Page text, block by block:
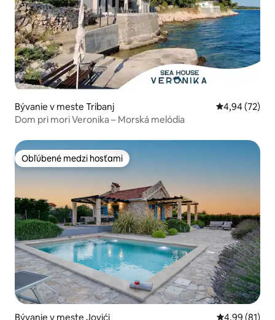
Bývanie v meste Tribanj Priemerné
4,94 (72)
Dom pri mori Veronika – Morská melódia
Obľúbené medzi hosťami
Obľúbené medzi hosťami
Bývanie v meste Jovići Priemerné
4,99 (81)